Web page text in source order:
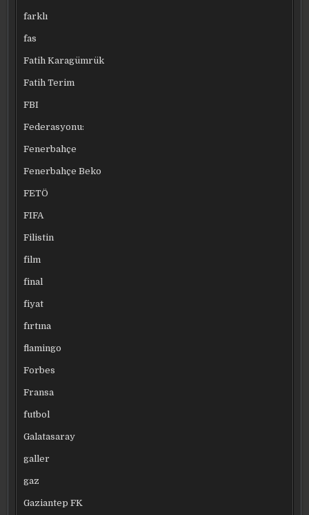
farklı
fas
Fatih Karagümrük
Fatih Terim
FBI
Federasyonu:
Fenerbahçe
Fenerbahçe Beko
FETÖ
FIFA
Filistin
film
final
fiyat
fırtına
flamingo
Forbes
Fransa
futbol
Galatasaray
galler
gaz
Gaziantep FK